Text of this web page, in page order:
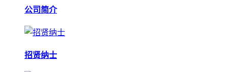
公司简介
招贤纳士